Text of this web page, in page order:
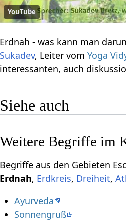
YouTube
Sukadev, Leiter vomYoga
interessanten, auch
Siehe auch
, , ,
Ayurveda
Sonnengruß